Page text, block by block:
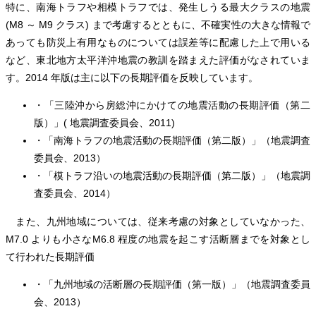
特に、南海トラフや相模トラフでは、発生しうる最大クラスの地震
(M8 ～ M9 クラス) まで考慮するとともに、不確実性の大きな情報で
あっても防災上有用なものについては誤差等に配慮した上で用いる
など、東北地方太平洋沖地震の教訓を踏まえた評価がなされていま
す。2014 年版は主に以下の長期評価を反映しています。
・「三陸沖から房総沖にかけての地震活動の長期評価（第二
版）」( 地震調査委員会、2011)
・「南海トラフの地震活動の長期評価（第二版）」（地震調査
委員会、2013）
・「模トラフ沿いの地震活動の長期評価（第二版）」（地震調
査委員会、2014）
また、九州地域については、従来考慮の対象としていなかった、
M7.0 よりも小さなM6.8 程度の地震を起こす活断層までを対象とし
て行われた長期評価
・「九州地域の活断層の長期評価（第一版）」（地震調査委員
会、2013）